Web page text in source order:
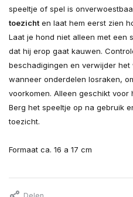
speeltje of spel is
toezicht en laat hem eerst zien
Laat je hond niet alleen met een
dat hij erop gaat kauwen.
beschadigingen en verwijder
wanneer onderdelen losraken,
voorkomen. Alleen geschikt
Berg het speeltje op na gebruik
toezicht.
Formaat ca. 16 a 17 cm